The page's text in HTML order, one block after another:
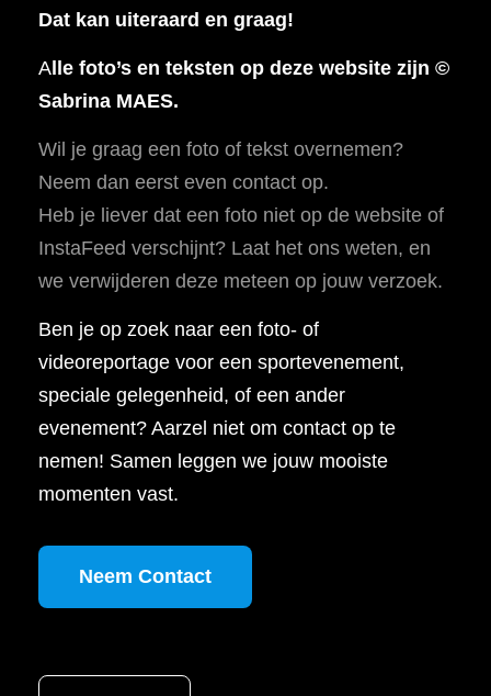
Dat kan uiteraard en graag!
A lle foto’s en teksten op deze website zijn ©
Sabrina MAES.
Wil je graag een foto of tekst overnemen?
Neem dan eerst even contact op.
Heb je liever dat een foto niet op de website of
InstaFeed verschijnt? Laat het ons weten, en
we verwijderen deze meteen op jouw verzoek.
Ben je op zoek naar een foto- of
videoreportage voor een sportevenement,
speciale gelegenheid, of een ander
evenement? Aarzel niet om contact op te
nemen! Samen leggen we jouw mooiste
momenten vast.
Neem Contact